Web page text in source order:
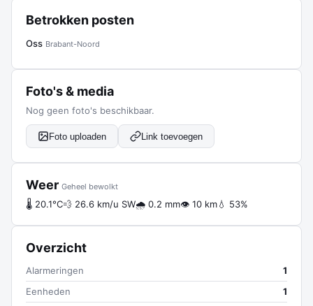
Betrokken posten
Oss Brabant-Noord
Foto's & media
Nog geen foto's beschikbaar.
Foto uploaden Link toevoegen
Weer Geheel bewolkt
🌡 20.1°C💨 26.6 km/u SW🌧 0.2 mm👁 10 km💧 53%
Overzicht
Alarmeringen
1
Eenheden
1